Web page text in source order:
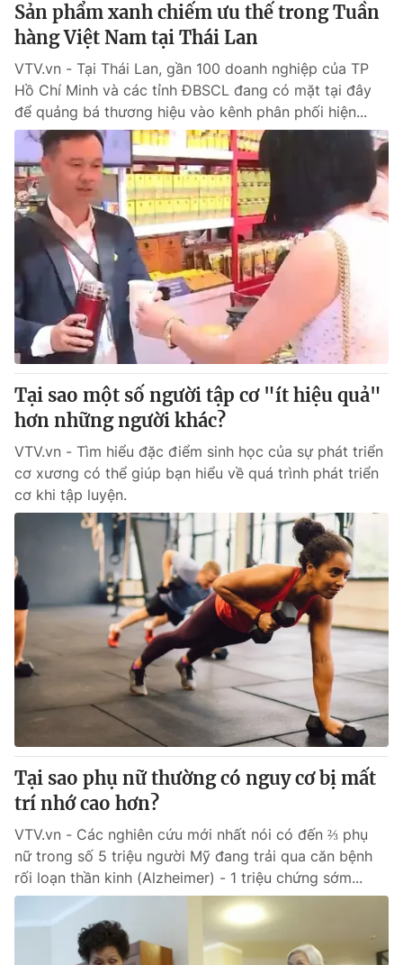
Góc doanh nghiệp
Truyền hình
Phim VTV
Hậu trường
Nhân vật
Khán giả
Giải sao mai
Giải trí
Điện ảnh
Âm nhạc
Sao
Đời sống
Du lịch
Làm đẹp
Chất lượng cuộc sống
Giáo dục
Tuyển sinh
Học trực tuyến
Công nghệ
Hitech Công nghệ tương lai
Sản phẩm
Thị trường
Tư vấn
Giao lưu trực tuyến
Lịch phát sóng
Chuyên mục khác
Emagazine Podcast
Photo Infographic
Shorts video
VTV Money VTV Thể thao
VTV Sức khoẻ Bất động sản
Thị trường 24h Tấm lòng Việt
VTV4 Vươn mình bằng AI
VTV9 VTV8
Liên hệ tòa soạn English
THỜI BÁO VTV
Sản phẩm xanh chiếm ưu thế trong Tuần
hàng Việt Nam tại Thái Lan
VTV.vn - Tại Thái Lan, gần 100 doanh nghiệp của TP
Hồ Chí Minh và các tỉnh ĐBSCL đang có mặt tại đây
để quảng bá thương hiệu vào kênh phân phối hiện...
Tại sao một số người tập cơ "ít hiệu quả"
hơn những người khác?
VTV.vn - Tìm hiểu đặc điểm sinh học của sự phát triển
cơ xương có thể giúp bạn hiểu về quá trình phát triển
cơ khi tập luyện.
Tại sao phụ nữ thường có nguy cơ bị mất
trí nhớ cao hơn?
VTV.vn - Các nghiên cứu mới nhất nói có đến ⅔ phụ
nữ trong số 5 triệu người Mỹ đang trải qua căn bệnh
rối loạn thần kinh (Alzheimer) - 1 triệu chứng sớm...